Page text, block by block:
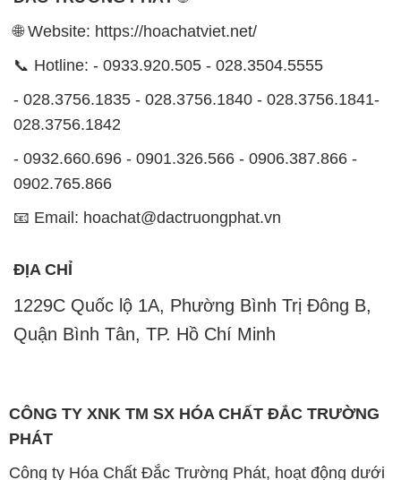
0902.765.866
📧 Email: hoachat@dactruongphat.vn
ĐỊA CHỈ
1229C Quốc lộ 1A, Phường Bình Trị Đông B,
Quận Bình Tân, TP. Hồ Chí Minh
CÔNG TY XNK TM SX HÓA CHẤT ĐẮC TRƯỜNG
PHÁT
đầu trong lĩnh vực kinh doanh và phân phối các loại
hóa chất công nghiệp đa dạng, nhằm đáp ứng nhu
cầu sử dụng của khách hàng một cách tốt nhất.